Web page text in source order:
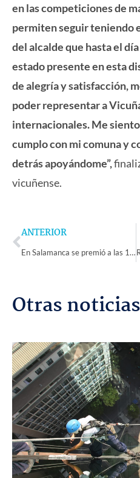
en las competiciones de
permiten seguir teniendo
del alcalde que hasta el
estado presente en esta
de alegría y satisfacción,
poder representar a
internacionales. Me
cumplo con mi comuna y
detrás apoyándome”,
vicuñense.
Prev
ANTERIOR
En Salamanca se premió a las 13 organizaciones de la provincia de Choapa que resultaron ganadoras del Fondo de Fortalecimiento 2024
Otras